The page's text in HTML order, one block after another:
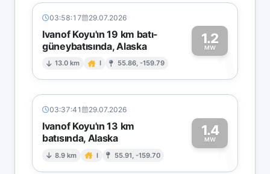
03:58:17 29.07.2026
Ivanof Koyu'ın 19 km batı-
güneybatısında, Alaska
13.0 km I 55.86, -159.79
1.2
MW1
03:37:41 29.07.2026
Ivanof Koyu'ın 13 km
batısında, Alaska
8.9 km I 55.91, -159.70
1.4
MW1